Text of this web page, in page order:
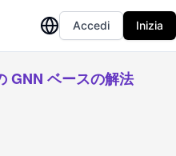
Accedi Inizia
GNN ベースの解法